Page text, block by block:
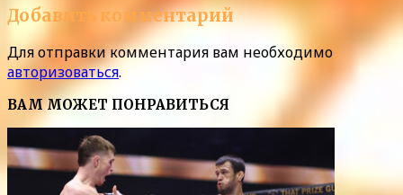
Добавить комментарий
Для отправки комментария вам необходимо
авторизоваться.
ВАМ МОЖЕТ ПОНРАВИТЬСЯ